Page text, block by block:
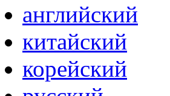
английский
китайский
корейский